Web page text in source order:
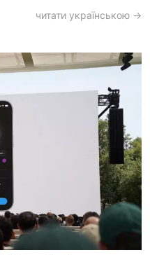
лонгриды
харьков
читати українською →